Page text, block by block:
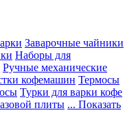
Заварочные чайники
Наборы для
Ручные механические
кофемашин Термосы
Турки для варки кофе
плиты ... Показать